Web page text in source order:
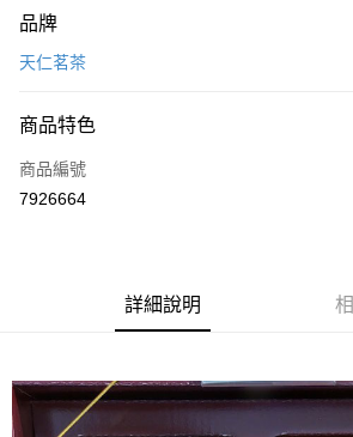
信用卡一次付款
Apple Pay
街口支付
相關說明
【大哥付你分期使用說明】
1.本服務由台灣大哥大提供，台灣大哥大用戶可立
AFTEE先享後付
品牌
天仁茗茶
商品特色
商品編號
7926664
詳細說明